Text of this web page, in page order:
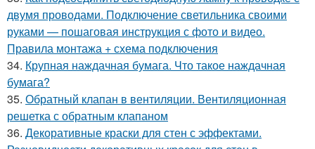
двумя проводами. Подключение светильника своими
руками — пошаговая инструкция с фото и видео.
Правила монтажа + схема подключения
34. Крупная наждачная бумага. Что такое наждачная
бумага?
35. Обратный клапан в вентиляции. Вентиляционная
решетка с обратным клапаном
36. Декоративные краски для стен с эффектами.